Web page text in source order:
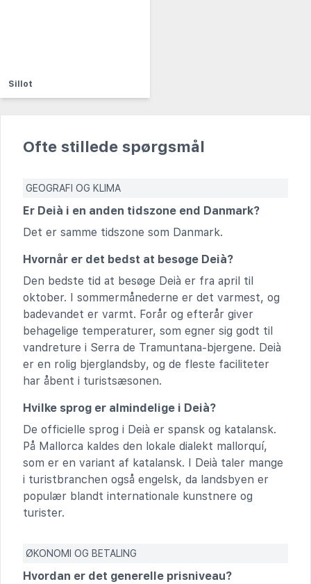
Sillot
Ofte stillede spørgsmål
GEOGRAFI OG KLIMA
Er Deià i en anden tidszone end Danmark?
Det er samme tidszone som Danmark.
Hvornår er det bedst at besøge Deià?
Den bedste tid at besøge Deià er fra april til
oktober. I sommermånederne er det varmest, og
badevandet er varmt. Forår og efterår giver
behagelige temperaturer, som egner sig godt til
vandreture i Serra de Tramuntana-bjergene. Deià
er en rolig bjerglandsby, og de fleste faciliteter
har åbent i turistsæsonen.
Hvilke sprog er almindelige i Deià?
De officielle sprog i Deià er spansk og katalansk.
På Mallorca kaldes den lokale dialekt mallorquí,
som er en variant af katalansk. I Deià taler mange
i turistbranchen også engelsk, da landsbyen er
populær blandt internationale kunstnere og
turister.
ØKONOMI OG BETALING
Hvordan er det generelle prisniveau?